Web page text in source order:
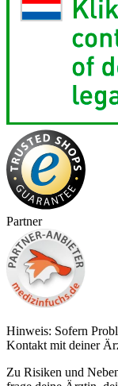
Partner
Hinweis: Sofern
Kontakt mit deiner
Zu Risiken und